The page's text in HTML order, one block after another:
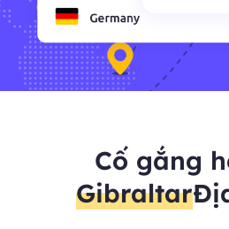
Cố gắng
Gibraltar